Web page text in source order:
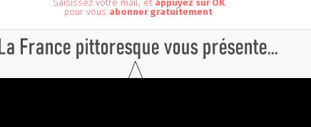
Saisissez votre mail, et appuyez sur OK
pour vous abonner gratuitement